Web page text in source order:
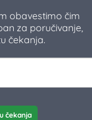
obavestimo čim
za poručivanje,
čekanja.
čekanja